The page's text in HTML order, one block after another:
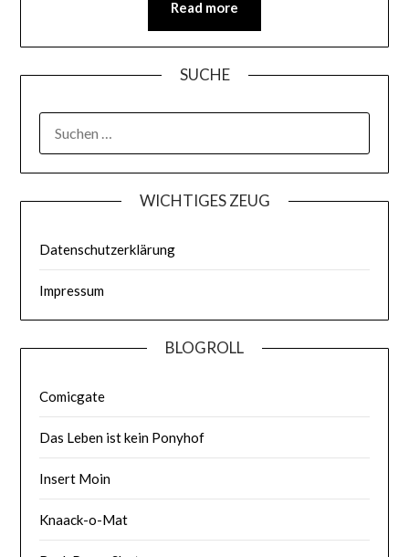
Read more
SUCHE
WICHTIGES ZEUG
Datenschutzerklärung
Impressum
BLOGROLL
Comicgate
Das Leben ist kein Ponyhof
Insert Moin
Knaack-o-Mat